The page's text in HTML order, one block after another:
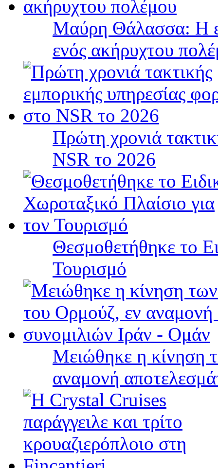
Μαύρη Θάλασσα: Η
ενός ακήρυχτου
Πρώτη χρονιά
NSR το 2026
Θεσμοθετήθηκε το
Τουρισμό
Μειώθηκε η κίνηση
αναμονή